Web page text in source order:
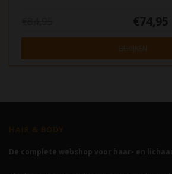
€74,95
BEKIJKEN
HAIR & BODY
De complete webshop voor haar- en